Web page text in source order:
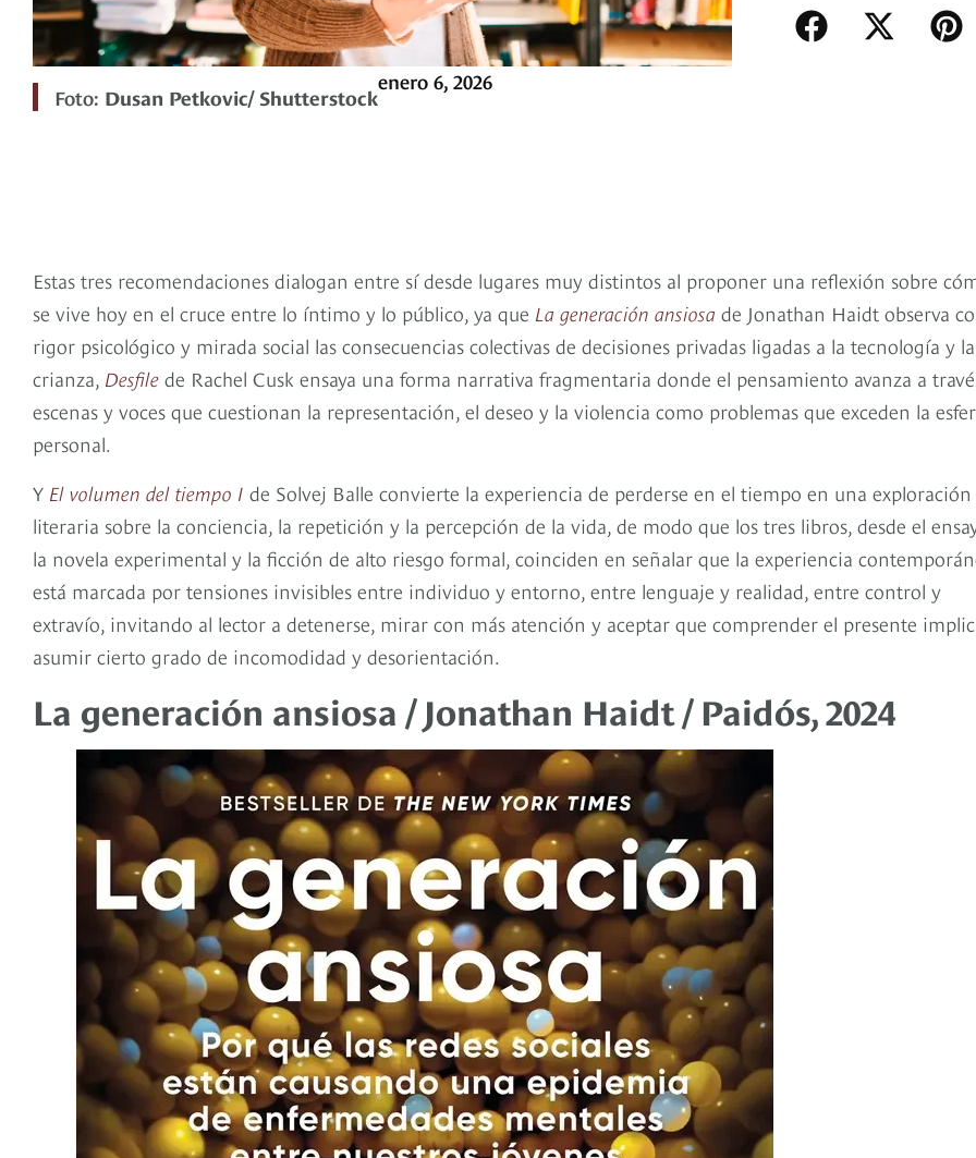
Foto: Dusan Petkovic/ Shutterstock
enero 6, 2026
Estas tres recomendaciones dialogan entre sí desde lugares muy distintos al proponer una reflexión sobre
se vive hoy en el cruce entre lo íntimo y lo público, ya que La generación ansiosa de Jonathan Haidt observa
rigor psicológico y mirada social las consecuencias colectivas de decisiones privadas ligadas a la tecnología y la
crianza, Desfile de Rachel Cusk ensaya una forma narrativa fragmentaria donde el pensamiento avanza a
escenas y voces que cuestionan la representación, el deseo y la violencia como problemas que exceden la
personal.
Y El volumen del tiempo I de Solvej Balle convierte la experiencia de perderse en el tiempo en una exploración
literaria sobre la conciencia, la repetición y la percepción de la vida, de modo que los tres libros, desde el
la novela experimental y la ficción de alto riesgo formal, coinciden en señalar que la experiencia
está marcada por tensiones invisibles entre individuo y entorno, entre lenguaje y realidad, entre control y
extravío, invitando al lector a detenerse, mirar con más atención y aceptar que comprender el presente
asumir cierto grado de incomodidad y desorientación.
La generación ansiosa / Jonathan Haidt / Paidós, 2024